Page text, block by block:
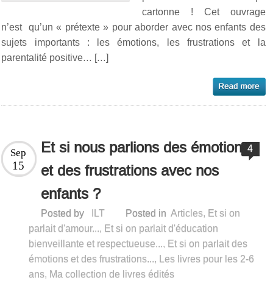
cartonne ! Cet ouvrage
n’est qu’un « prétexte » pour aborder avec nos enfants des
sujets importants : les émotions, les frustrations et la
parentalité positive… […]
Et si nous parlions des émotions
et des frustrations avec nos
enfants ?
Sep
15
Posted by ILT Posted in Articles, Et si on
parlait d'amour..., Et si on parlait d'éducation
bienveillante et respectueuse..., Et si on parlait des
émotions et des frustrations...,
Les livres pour les 2-6
ans, Ma collection de livres édités
4